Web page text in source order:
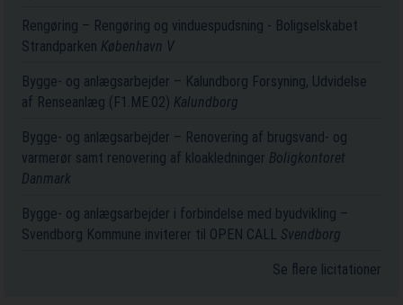
Rengøring – Rengøring og vinduespudsning - Boligselskabet
Strandparken København V
Bygge- og anlægsarbejder – Kalundborg Forsyning, Udvidelse
af Renseanlæg (F1.ME.02) Kalundborg
Bygge- og anlægsarbejder – Renovering af brugsvand- og
varmerør samt renovering af kloakledninger Boligkontoret
Danmark
Bygge- og anlægsarbejder i forbindelse med byudvikling –
Svendborg Kommune inviterer til OPEN CALL Svendborg
Se flere licitationer